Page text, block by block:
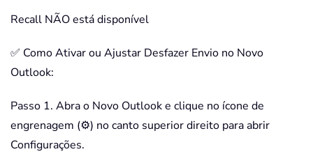
Recall NÃO está disponível
✅ Como Ativar ou Ajustar Desfazer Envio no Novo
Outlook:
Passo 1. Abra o Novo Outlook e clique no ícone de
engrenagem (⚙️) no canto superior direito para abrir
Configurações.